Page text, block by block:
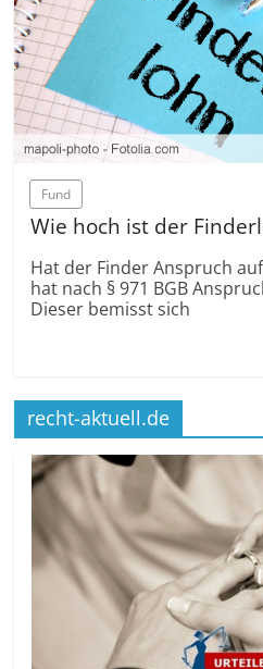
Fund
Wie hoch ist der
Hat der Finder Anspruch
hat nach § 971 BGB
Dieser bemisst sich
recht-aktuell.de